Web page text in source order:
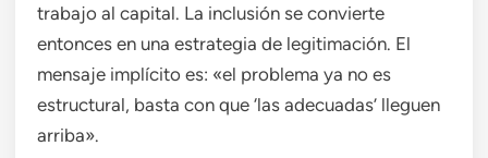
trabajo al capital. La inclusión se convierte
entonces en una estrategia de legitimación. El
mensaje implícito es: «el problema ya no es
estructural, basta con que ‘las adecuadas’ lleguen
arriba».